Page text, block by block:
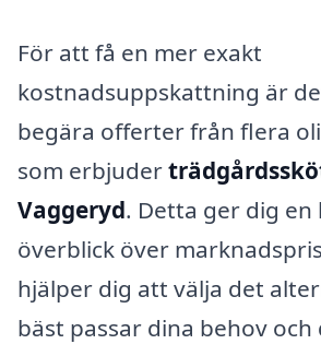
För att få en mer exakt
kostnadsuppskattning är
begära offerter från flera
som erbjuder
Vaggeryd. Detta ger dig
överblick över
hjälper dig att välja det
bäst passar dina behov